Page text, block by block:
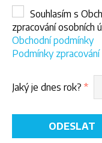
Souhlasím s
zpracování osobních
Obchodní podmínky
Podmínky
Jaký je dnes rok? *